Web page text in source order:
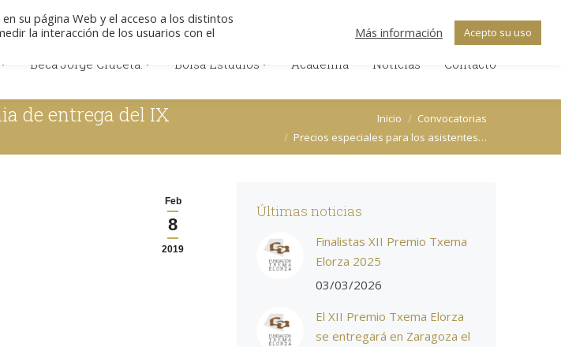
Descargas Aviso legal Política de Cookies
Facebook
page
opens
new
window
page
opens
new
window
Linkedin
page
opens
new
window
Beca Jorge Cruceta. Bolsa Estudios Academia Noticias Contacto
de entrega del IX
Inicio
Convocatorias
Precios especiales para los asistentes…
Feb
8
2019
Últimas noticias
Finalistas XII Premio Txema
Elorza 2025
03/03/2026
El XII Premio Txema Elorza
se entregará en Zaragoza el
su página Web y el acceso a los distintos
la interacción de los usuarios con el
Más información Acepto su uso
Beca Jorge Cruceta. Bolsa Estudios Noticias Contacto